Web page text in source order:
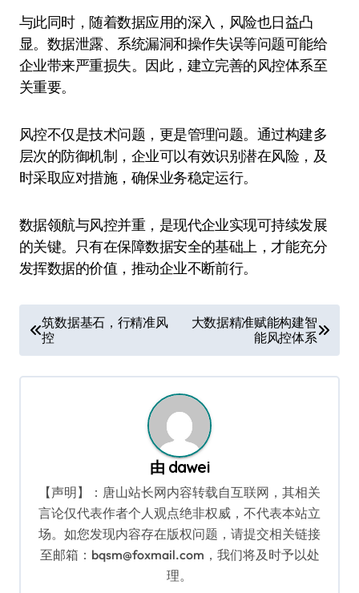
与此同时，随着数据应用的深入，风险也日益凸
显。数据泄露、系统漏洞和操作失误等问题可能给
企业带来严重损失。因此，建立完善的风控体系至
关重要。
风控不仅是技术问题，更是管理问题。通过构建多
层次的防御机制，企业可以有效识别潜在风险，及
时采取应对措施，确保业务稳定运行。
数据领航与风控并重，是现代企业实现可持续发展
的关键。只有在保障数据安全的基础上，才能充分
发挥数据的价值，推动企业不断前行。
章
导
筑数据基石，行精准风
控
大数据精准赋能构建智
能风控体系
由 dawei
【声明】：唐山站长网内容转载自互联网，其相关
言论仅代表作者个人观点绝非权威，不代表本站立
场。如您发现内容存在版权问题，请提交相关链接
至邮箱：bqsm@foxmail.com，我们将及时予以处
理。